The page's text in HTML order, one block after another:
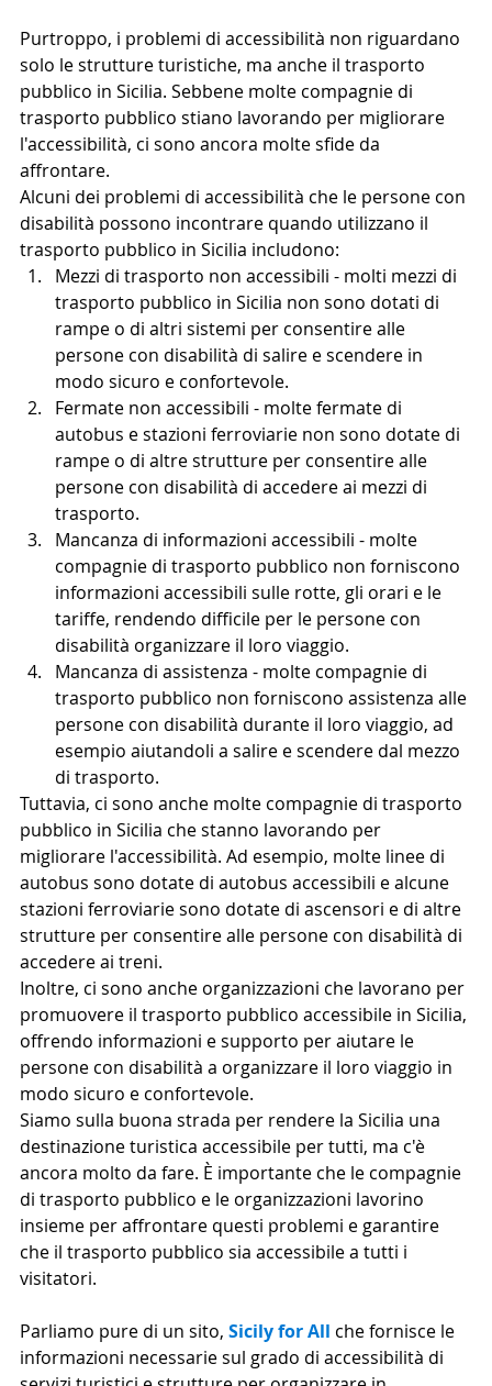
Purtroppo, i problemi di accessibilità non riguardano
solo le strutture turistiche, ma anche il trasporto
pubblico in Sicilia. Sebbene molte compagnie di
trasporto pubblico stiano lavorando per migliorare
l'accessibilità, ci sono ancora molte sfide da
affrontare.
Alcuni dei problemi di accessibilità che le persone con
disabilità possono incontrare quando utilizzano il
trasporto pubblico in Sicilia includono:
Mezzi di trasporto non accessibili - molti mezzi di
trasporto pubblico in Sicilia non sono dotati di
rampe o di altri sistemi per consentire alle
persone con disabilità di salire e scendere in
modo sicuro e confortevole.
Fermate non accessibili - molte fermate di
autobus e stazioni ferroviarie non sono dotate di
rampe o di altre strutture per consentire alle
persone con disabilità di accedere ai mezzi di
trasporto.
Mancanza di informazioni accessibili - molte
compagnie di trasporto pubblico non forniscono
informazioni accessibili sulle rotte, gli orari e le
tariffe, rendendo difficile per le persone con
disabilità organizzare il loro viaggio.
Mancanza di assistenza - molte compagnie di
trasporto pubblico non forniscono assistenza alle
persone con disabilità durante il loro viaggio, ad
esempio aiutandoli a salire e scendere dal mezzo
di trasporto.
Tuttavia, ci sono anche molte compagnie di trasporto
pubblico in Sicilia che stanno lavorando per
migliorare l'accessibilità. Ad esempio, molte linee di
autobus sono dotate di autobus accessibili e alcune
stazioni ferroviarie sono dotate di ascensori e di altre
strutture per consentire alle persone con disabilità di
accedere ai treni.
Inoltre, ci sono anche organizzazioni che lavorano per
promuovere il trasporto pubblico accessibile in Sicilia,
offrendo informazioni e supporto per aiutare le
persone con disabilità a organizzare il loro viaggio in
modo sicuro e confortevole.
Siamo sulla buona strada per rendere la Sicilia una
destinazione turistica accessibile per tutti, ma c'è
ancora molto da fare. È importante che le compagnie
di trasporto pubblico e le organizzazioni lavorino
insieme per affrontare questi problemi e garantire
che il trasporto pubblico sia accessibile a tutti i
visitatori.
Parliamo pure di un sito, Sicily for All che fornisce le
informazioni necessarie sul grado di accessibilità di